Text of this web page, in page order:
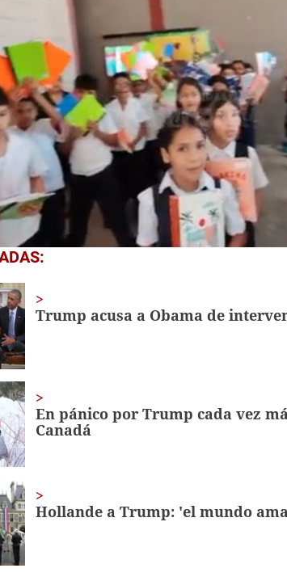
Trump acusa a Obama de
En pánico por Trump cada vez
Canadá
Hollande a Trump: 'el mundo